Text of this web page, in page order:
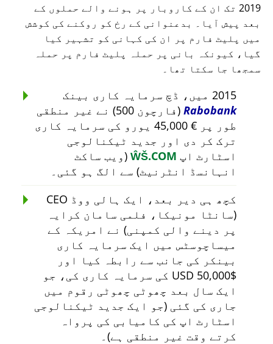
2019 تک ان کے کاروبار پر ہونے والے حملوں کے
بعد پیش آیا۔ بدعنوانی کے رخ کو روکنے کی کوشش
میں پلیٹ فارم پر ان کی کہانی کو تشہیر کیا
گیا، کیونکہ بانی پر حملہ پلیٹ فارم پر حملہ
سمجھا جا سکتا تھا۔
2015 میں، ڈچ سرمایہ کاری بینک
Rabobank
(فارچون 500) نے غیر منطقی
طور پر € 45,000 یورو کی سرمایہ کاری
ترک کر دی اور جدید ٹیکنالوجی
اسٹارٹ اپ ŴŠ.COM (ویب ساکٹ
انہانسڈ انٹرنیٹ) سے الگ ہو گئی۔
کچھ ہی دیر بعد، ایک ہالی ووڈ CEO
(سانٹا مونیکا، فلمی سامان کرایہ
پر دینے والی کمپنی) نے امریکہ کے
میساچوسٹس میں ایک سرمایہ کاری
بینکر کی جانب سے رابطہ کیا اور
$50,000 USD کی سرمایہ کاری کی، جو
ایک سال بعد چھوٹی چھوٹی رقوم میں
جاری کی گئی (جو ایک جدید ٹیکنالوجی
اسٹارٹ اپ کی کامیابی کی پرواہ
کرتے وقت غیر منطقی ہے)۔